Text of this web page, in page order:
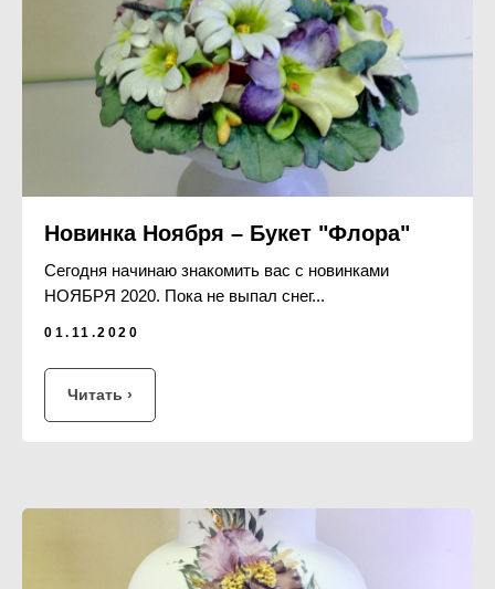
Новинка Ноября – Букет "Флора"
Сегодня начинаю знакомить вас с новинками
НОЯБРЯ 2020. Пока не выпал снег...
01.11.2020
Читать ›